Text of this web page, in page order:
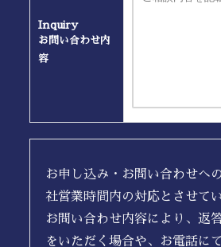
Inquiry
お問い合わせ内
容
お申し込み・お問い合わせへ
社営業時間内の対応とさせて
お問い合わせ内容により、返
をいただく場合や、お電話に